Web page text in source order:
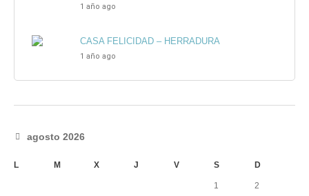
1 año ago
CASA FELICIDAD – HERRADURA
1 año ago
agosto 2026
L M X J V S D
1 2